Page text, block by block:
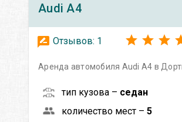
Audi A4
Отзывов: 1
Аренда автомобиля Audi A4 в
тип кузова – седан
количество мест – 5